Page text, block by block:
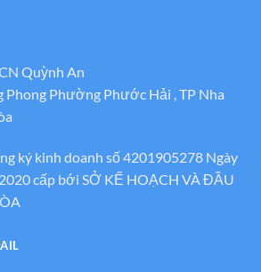
Quỳnh An
Phong Phường Phước Hải , TP Nha
ký kinh doanh số 4201905278 Ngày
cấp bới SỞ KẾ HOẠCH VÀ ĐẦU